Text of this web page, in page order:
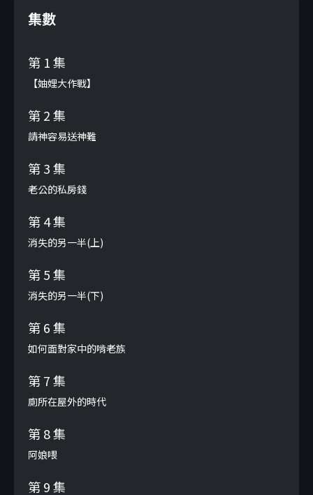
集數
第 1 集
【妯娌大作戰】
第 2 集
請神容易送神難
第 3 集
老公的私房錢
第 4 集
消失的另一半(上)
第 5 集
消失的另一半(下)
第 6 集
如何面對家中的啃老族
第 7 集
廁所在屋外的時代
第 8 集
阿娘喂
第 9 集